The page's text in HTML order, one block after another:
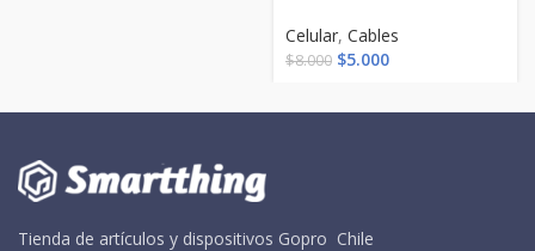
Celular, Cables
$8.000 El
$5.000El
Tienda de artículos y dispositivos Gopro Chile